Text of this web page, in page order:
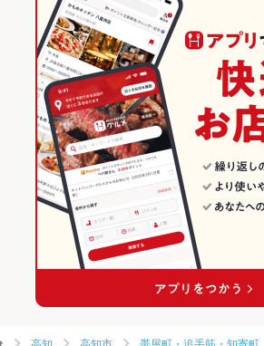
堀詰駅 × 寿司
高知 × 和食
高知 × 寿司
高知の和食ランキング
高知の寿司ランキング
高知市のグルメランキング
高知市の和食ランキング
高知市の寿司ランキング
帯屋町・追手筋・知寄町のグルメランキング
帯屋町・追手筋・知寄町の和食ランキング
帯屋町・追手筋・知寄町の寿司ランキング
高知 高知市 帯屋町・追手筋・知寄町